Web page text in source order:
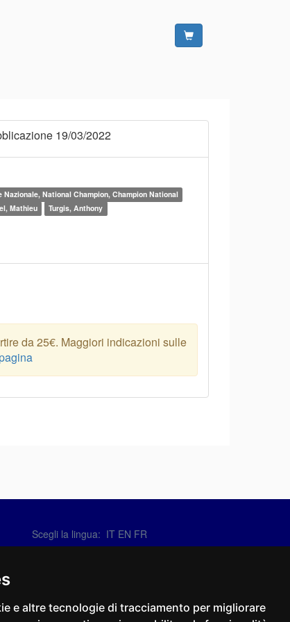
e altre tecnologie di tracciamento per migliorare
19/03/2022
Nazionale, National Champion, Champion National
Mathieu Turgis, Anthony
da 25€. Maggiori indicazioni sulle
Scegli la lingua: IT EN FR
Social